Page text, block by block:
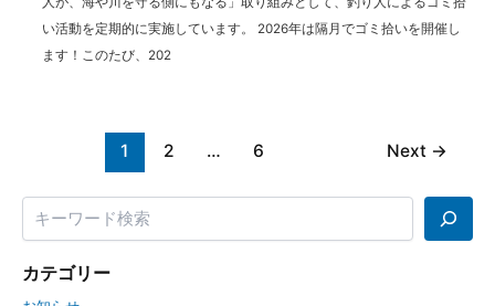
い活動を定期的に実施しています。 2026年は隔月でゴミ拾いを開催し
ます！このたび、202
1 2 … 6 Next →
カテゴリー